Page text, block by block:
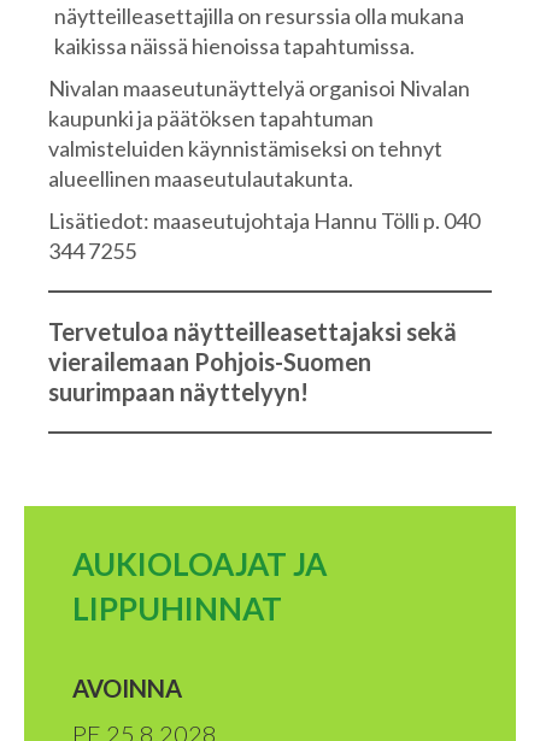
näytteilleasettajilla on resurssia olla mukana
kaikissa näissä hienoissa tapahtumissa.
Nivalan maaseutunäyttelyä organisoi Nivalan
kaupunki ja päätöksen tapahtuman
valmisteluiden käynnistämiseksi on tehnyt
alueellinen maaseutulautakunta.
Lisätiedot: maaseutujohtaja Hannu Tölli p. 040
344 7255
Tervetuloa näytteilleasettajaksi sekä
vierailemaan Pohjois-Suomen
suurimpaan näyttelyyn!
AUKIOLOAJAT JA
LIPPUHINNAT
AVOINNA
PE 25.8.2028